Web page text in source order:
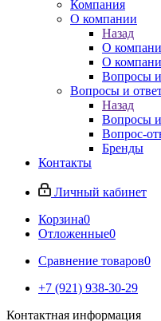
Компания
О компании
Назад
О
О
Вопросы
Вопросы и
Назад
Вопросы
Вопрос-
Бренды
Контакты
Личный кабинет
Корзина0
Отложенные0
Сравнение товаров0
+7 (921) 938-30-29
Контактная информация